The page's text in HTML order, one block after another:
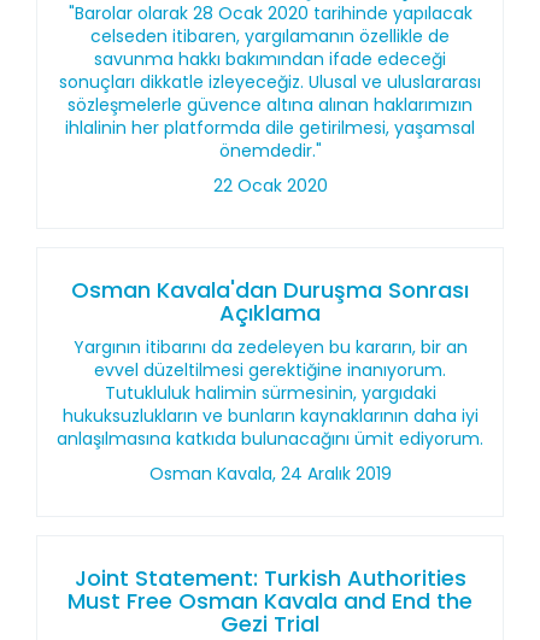
"Barolar olarak 28 Ocak 2020 tarihinde yapılacak
celseden itibaren, yargılamanın özellikle de
savunma hakkı bakımından ifade edeceği
sonuçları dikkatle izleyeceğiz. Ulusal ve uluslararası
sözleşmelerle güvence altına alınan haklarımızın
ihlalinin her platformda dile getirilmesi, yaşamsal
önemdedir."
22 Ocak 2020
Osman Kavala'dan Duruşma Sonrası
Açıklama
Yargının itibarını da zedeleyen bu kararın, bir an
evvel düzeltilmesi gerektiğine inanıyorum.
Tutukluluk halimin sürmesinin, yargıdaki
hukuksuzlukların ve bunların kaynaklarının daha iyi
anlaşılmasına katkıda bulunacağını ümit ediyorum.
Osman Kavala, 24 Aralık 2019
Joint Statement: Turkish Authorities
Must Free Osman Kavala and End the
Gezi Trial